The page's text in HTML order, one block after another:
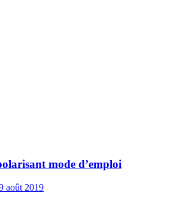
mode d’emploi
août 2019